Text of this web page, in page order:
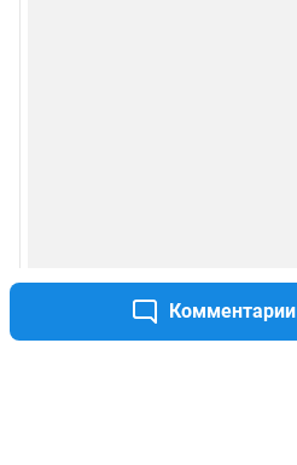
Комментарии